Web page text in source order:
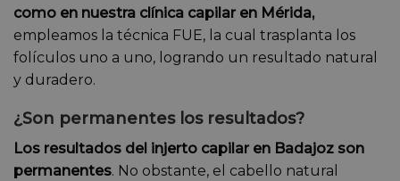
como en nuestra clínica capilar en Mérida,
empleamos la técnica FUE, la cual trasplanta los
folículos uno a uno, logrando un resultado natural
y duradero.
¿Son permanentes los resultados?
Los resultados del injerto capilar en Badajoz son
permanentes. No obstante, el cabello natural